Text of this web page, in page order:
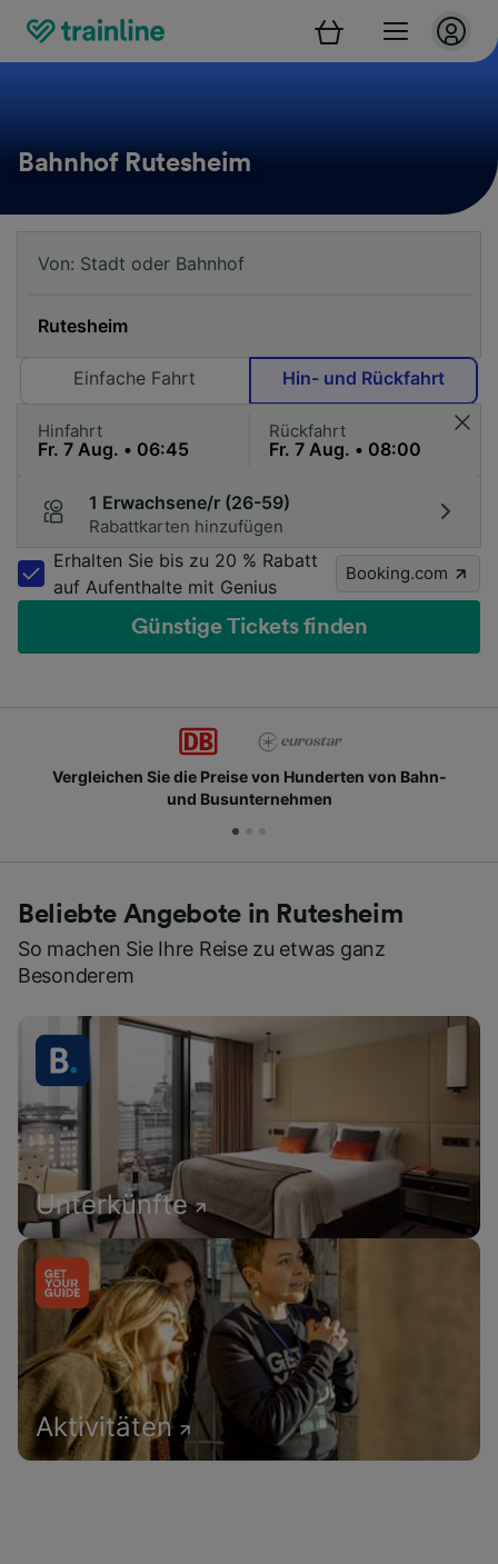
Bahnhof Rutesheim
Einfache Fahrt Hin- und Rückfahrt
Hinfahrt Rückfahrt
1 Erwachsene/r (26-59)
Rabattkarten hinzufügen
Erhalten Sie bis zu 20 % Rabatt
auf Aufenthalte mit Genius
Booking.com
Günstige Tickets finden
Vergleichen Sie die Preise von Hunderten von Bahn-
und Busunternehmen
Beliebte Angebote in Rutesheim
So machen Sie Ihre Reise zu etwas ganz
Besonderem
Unterkünfte
Aktivitäten